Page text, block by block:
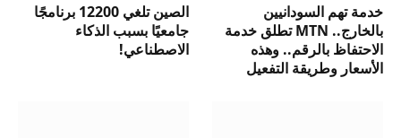
خدمة تهم السودانيين
بالخارج.. MTN تطلق خدمة
الاحتفاظ بالرقم.. وهذه
الأسعار وطريقة التفعيل
الصين تلغي 12200 برنامجًا
جامعيًا بسبب الذكاء
الاصطناعي!